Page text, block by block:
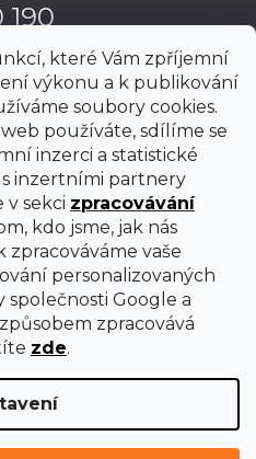
které Vám zpříjemní
výkonu a k publikování
soubory cookies.
používáte, sdílíme se
inzerci a statistické
inzertními partnery
v sekci zpracovávání
kdo jsme, jak nás
vaše
personalizovaných
Google a
zpracovává
zde.
190